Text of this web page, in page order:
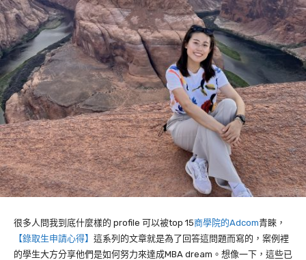
很多人問我到底什麼樣的 profile 可以被top 15商學院的Adcom青睞，
【錄取生申請心得】 這系列的文章就是為了回答這問題而寫的，案例裡
的學生大方分享他們是如何努力來達成MBA dream 。想像一下，這些已